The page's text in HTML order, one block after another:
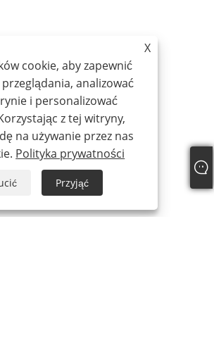
X
cookie, aby zapewnić
analizować
i personalizować
z tej witryny,
na używanie przez nas
Polityka prywatności
Przyjąć